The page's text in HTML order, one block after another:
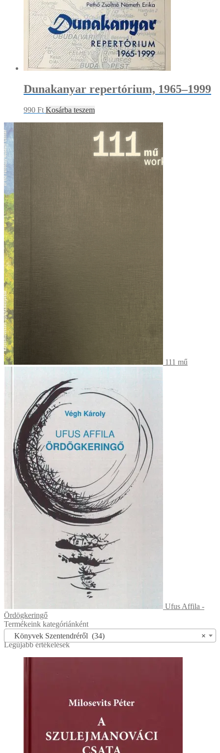
Dunakanyar repertórium, 1965–1999
990 Ft Kosárba teszem
111 mű
Ufus Affila -
Ördögkeringő
Termékeink kategóriánként
×
Könyvek Szentendréről (34)
Legújabb értékelések